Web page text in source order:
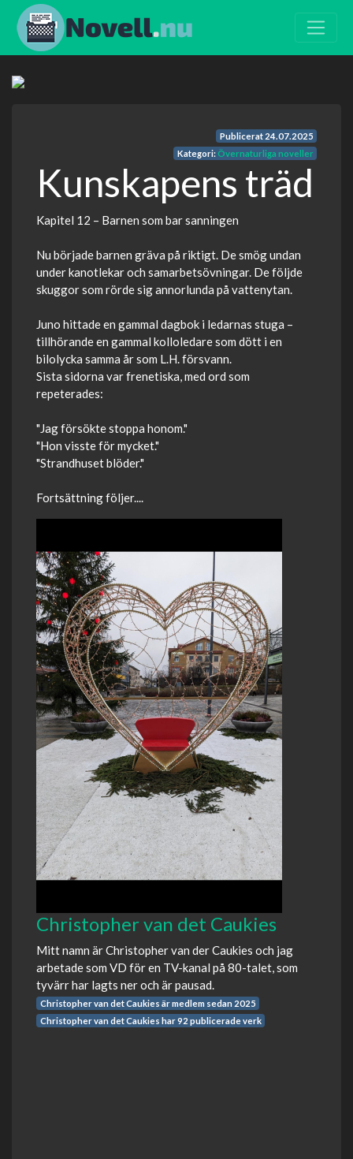
Publicerat 24.07.2025
Kategori:Övernaturliga noveller
Kunskapens träd
Kapitel 12 – Barnen som bar sanningen
Nu började barnen gräva på riktigt. De smög undan
under kanotlekar och samarbetsövningar. De följde
skuggor som rörde sig annorlunda på vattenytan.
Juno hittade en gammal dagbok i ledarnas stuga –
tillhörande en gammal kolloledare som dött i en
bilolycka samma år som L.H. försvann.
Sista sidorna var frenetiska, med ord som
repeterades:
"Jag försökte stoppa honom."
"Hon visste för mycket."
"Strandhuset blöder."
Fortsättning följer....
Christopher van det Caukies
Mitt namn är Christopher van der Caukies och jag
arbetade som VD för en TV-kanal på 80-talet, som
tyvärr har lagts ner och är pausad.
Christopher van det Caukies är medlem sedan 2025
Christopher van det Caukies har 92 publicerade verk